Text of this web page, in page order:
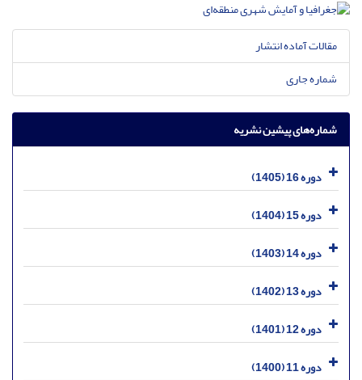
مقالات آماده انتشار
شماره جاری
شماره‌های پیشین نشریه
دوره 16 (1405)
دوره 15 (1404)
دوره 14 (1403)
دوره 13 (1402)
دوره 12 (1401)
دوره 11 (1400)